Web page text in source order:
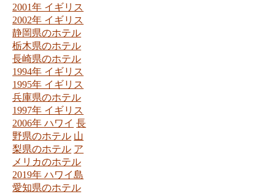
2001年 イギリス
2002年 イギリス
静岡県のホテル
栃木県のホテル
長崎県のホテル
1994年 イギリス
1995年 イギリス
兵庫県のホテル
1997年 イギリス
2006年 ハワイ 長
野県のホテル 山
梨県のホテル ア
メリカのホテル
2019年 ハワイ島
愛知県のホテル